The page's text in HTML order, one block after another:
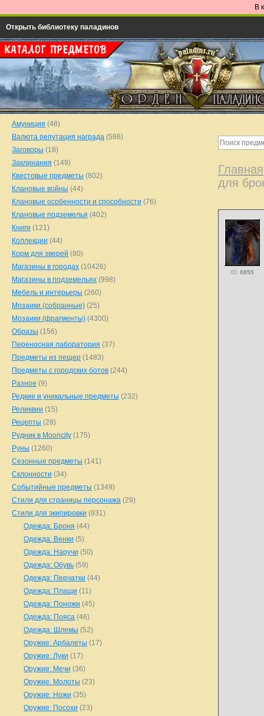
В
Открыть библиотеку паладинов
Главная
для
ID: 8855
Амуниция (48)
Валюта репутация награда (586)
Заговоры (18)
Заклинания (149)
Квестовые предметы (802)
Клановые войны (44)
Клановые особенности и способности (76)
Клановые подземелья (402)
Книги (121)
Коллекции (44)
Корм для зверей (80)
Магазины в городах (10426)
Магазины в подземельях (998)
Мебель и интерьеры (260)
Мозаики (собранные) (25)
Мозаики (фрагменты) (4300)
Образы (156)
Переносная лаборатория (37)
Предметы из пещер (1483)
Предметы с городских ботов (244)
Разное (9)
Редкие и уникальные предметы (232)
Реликвии (15)
Рецепты (28)
Рудник в Mooncity (175)
Руны (1260)
Сезонные предметы (141)
Склонности (34)
Событийные предметы (1349)
Стили для страницы персонажа (29)
Стили для экипировки (931)
Одежда: Броня (44)
Одежда: Венки (5)
Одежда: Наручи (50)
Одежда: Обувь (59)
Одежда: Перчатки (44)
Одежда: Плащи (11)
Одежда: Поножи (45)
Одежда: Пояса (46)
Одежда: Шлемы (52)
Оружие: Арбалеты (17)
Оружие: Луки (17)
Оружие: Мечи (36)
Оружие: Молоты (23)
Оружие: Ножи (35)
Оружие: Посохи (23)